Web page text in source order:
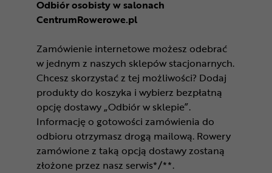
Odbiór osobisty w salonach
CentrumRowerowe.pl
Zamówienie internetowe możesz odebrać
w jednym z naszych sklepów stacjonarnych.
Chcesz skorzystać z tej możliwości? Dodaj
produkty do koszyka i wybierz bezpłatną
opcję dostawy „Odbiór w sklepie”.
Informację o gotowości zamówienia do
odbioru otrzymasz drogą mailową. Rowery
zamówione z taką opcją dostawy zostaną
złożone przez nasz serwis*/**.